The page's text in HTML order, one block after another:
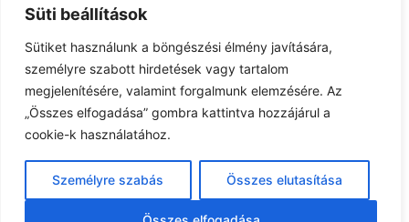
Süti beállítások
Sütiket használunk a böngészési élmény javítására,
személyre szabott hirdetések vagy tartalom
megjelenítésére, valamint forgalmunk elemzésére. Az
„Összes elfogadása” gombra kattintva hozzájárul a
cookie-k használatához.
Személyre szabás Összes elutasítása
2,500.00Ft
Kosárba teszem
Tovább olvasom
Adatkezelési tájékoztató
Készítette Horváth Balázs Mérnökinformatikus